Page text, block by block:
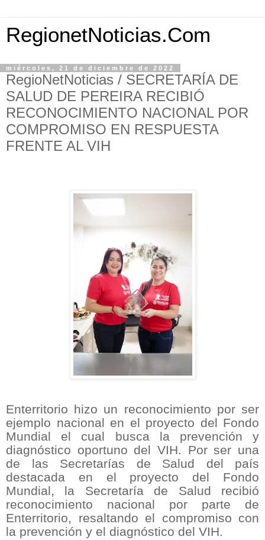
RegionetNoticias.Com
miércoles, 21 de diciembre de 2022
RegioNetNoticias / SECRETARÍA DE
SALUD DE PEREIRA RECIBIÓ
RECONOCIMIENTO NACIONAL POR
COMPROMISO EN RESPUESTA
FRENTE AL VIH
Enterritorio hizo un reconocimiento por ser
ejemplo nacional en el proyecto del Fondo
Mundial el cual busca la prevención y
diagnóstico oportuno del VIH. Por ser una
de las Secretarías de Salud del país
destacada en el proyecto del Fondo
Mundial, la Secretaría de Salud recibió
reconocimiento nacional por parte de
Enterritorio, resaltando el compromiso con
la prevención y el diagnóstico del VIH.